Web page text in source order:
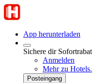
App herunterladen
Sichere dir
Anmelden
Mehr zu
Posteingang